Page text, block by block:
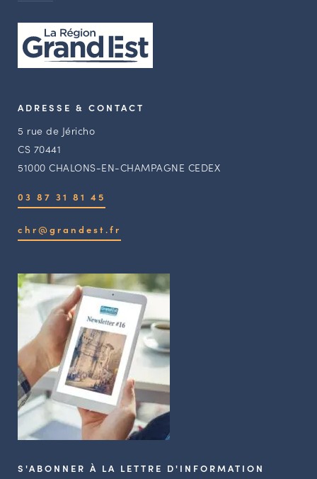
ADRESSE & CONTACT
5 rue de Jéricho
CS 70441
51000 CHALONS-EN-CHAMPAGNE CEDEX
03 87 31 81 45
chr@grandest.fr
S'ABONNER À LA LETTRE D'INFORMATION